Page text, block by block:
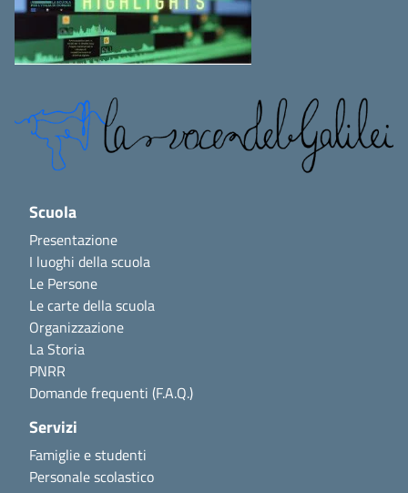
Scuola
Presentazione
I luoghi della scuola
Le Persone
Le carte della scuola
Organizzazione
La Storia
PNRR
Domande frequenti (F.A.Q.)
Servizi
Famiglie e studenti
Personale scolastico